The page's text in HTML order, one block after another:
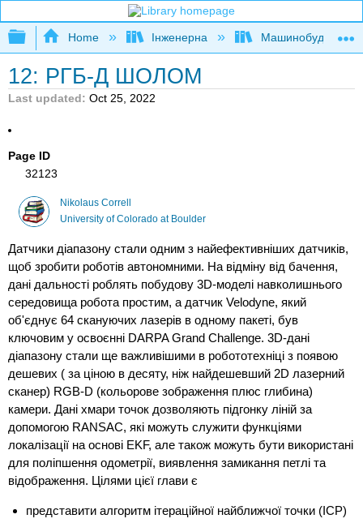
Expand/collapse global hierarchy
Home Інженерна
12: РГБ-Д ШОЛОМ
Last updated Oct 25, 2022
Page ID
32123
Nikolaus Correll
University of Colorado at Boulder
Датчики діапазону стали одним з найефективніших датчиків,
щоб зробити роботів автономними. На відміну від бачення,
дані дальності роблять побудову 3D-моделі навколишнього
середовища робота простим, а датчик Velodyne, який
об'єднує 64 скануючих лазерів в одному пакеті, був
ключовим у освоєнні DARPA Grand Challenge. 3D-дані
діапазону стали ще важливішими в робототехніці з появою
дешевих ( за ціною в десяту, ніж найдешевший 2D лазерний
сканер) RGB-D (кольорове зображення плюс глибина)
камери. Дані хмари точок дозволяють підгонку ліній за
допомогою RANSAC, які можуть служити функціями
локалізації на основі EKF, але також можуть бути використані
для поліпшення одометрії, виявлення замикання петлі та
відображення. Цілями цієї глави є
представити алгоритм ітераційної найближчої точки (ICP)